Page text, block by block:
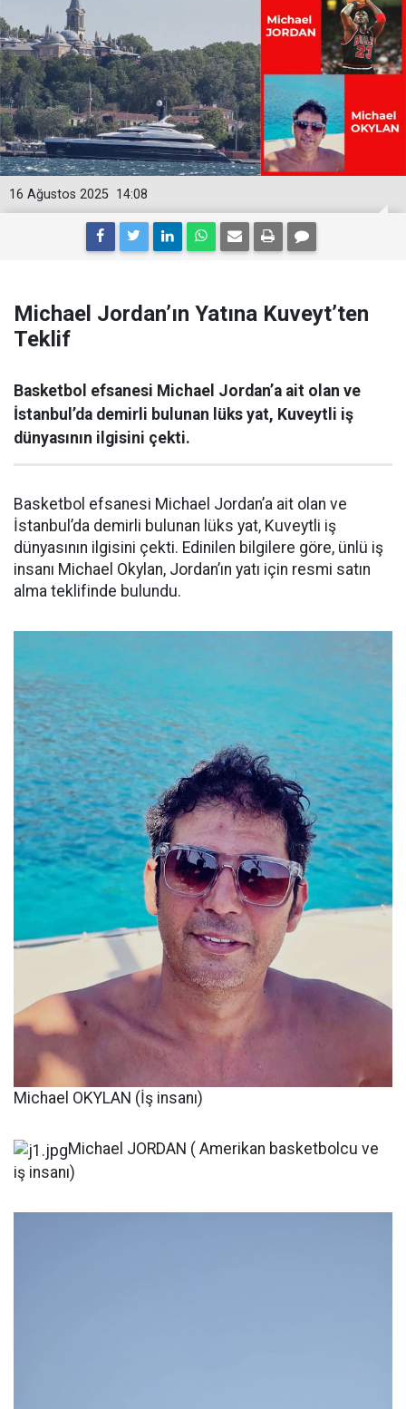
14:08
16 Ağustos 2025
Michael Jordan’ın Yatına Kuveyt’ten
Teklif
Basketbol efsanesi Michael Jordan’a ait olan ve
İstanbul’da demirli bulunan lüks yat, Kuveytli iş
dünyasının ilgisini çekti.
Basketbol efsanesi Michael Jordan’a ait olan ve
İstanbul’da demirli bulunan lüks yat, Kuveytli iş
dünyasının ilgisini çekti. Edinilen bilgilere göre, ünlü iş
insanı Michael Okylan, Jordan’ın yatı için resmi satın
alma teklifinde bulundu.
Michael OKYLAN (İş insanı)
Michael JORDAN ( Amerikan basketbolcu ve
iş insanı)